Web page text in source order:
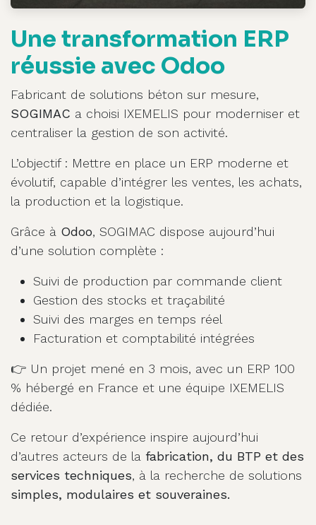
Une transformation ERP
réussie avec Odoo
Fabricant de solutions béton sur mesure,
SOGIMAC a choisi IXEMELIS pour moderniser et
centraliser la gestion de son activité.
L’objectif : Mettre en place un ERP moderne et
évolutif, capable d’intégrer les ventes, les achats,
la production et la logistique.
Grâce à Odoo, SOGIMAC dispose aujourd’hui
d’une solution complète :
Suivi de production par commande client
Gestion des stocks et traçabilité
Suivi des marges en temps réel
Facturation et comptabilité intégrées
👉 Un projet mené en 3 mois, avec un ERP 100
% hébergé en France et une équipe IXEMELIS
dédiée.
Ce retour d’expérience inspire aujourd’hui
d’autres acteurs de la fabrication, du BTP et des
services techniques, à la recherche de solutions
simples, modulaires et souveraines.